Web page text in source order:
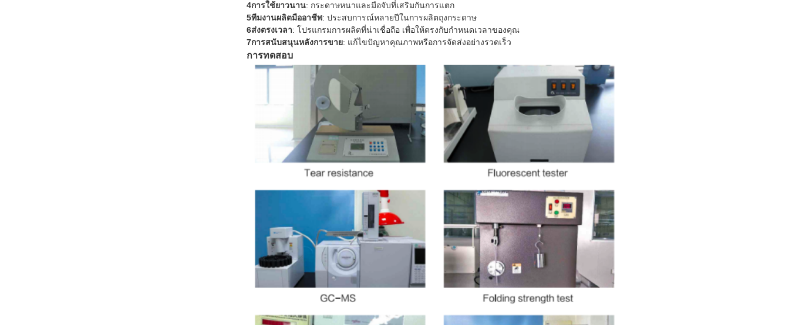
4การใช้ยาวนาน: กระดาษหนาและมือจับที่เสริมกันการแตก
5ทีมงานผลิตมืออาชีพ: ประสบการณ์หลายปีในการผลิตถุงกระดาษ
6ส่งตรงเวลา: โปรแกรมการผลิตที่น่าเชื่อถือ เพื่อให้ตรงกับกําหนดเวลาของคุณ
7การสนับสนุนหลังการขาย: แก้ไขปัญหาคุณภาพหรือการจัดส่งอย่างรวดเร็ว
การทดสอบ